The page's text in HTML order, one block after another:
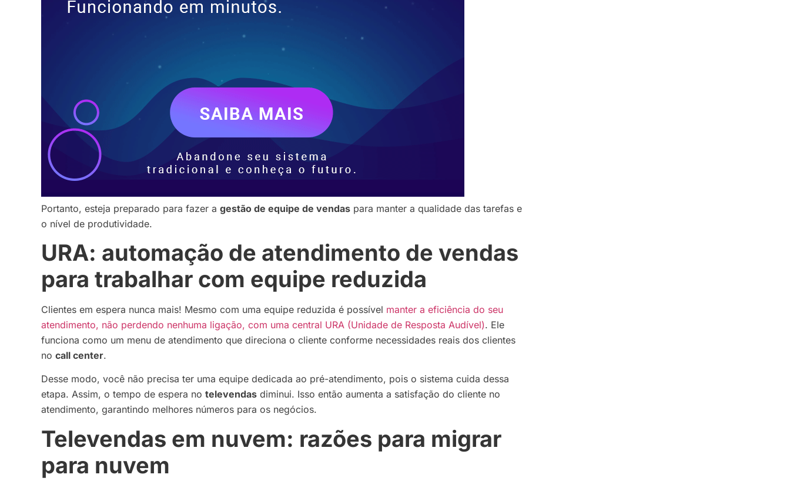
Portanto, esteja preparado para fazer a gestão de equipe de vendas para manter a qualidade das tarefas e
o nível de produtividade.
URA: automação de atendimento de vendas
para trabalhar com equipe reduzida
Clientes em espera nunca mais! Mesmo com uma equipe reduzida é possível manter a eficiência do seu
atendimento, não perdendo nenhuma ligação, com uma central URA (Unidade de Resposta Audível). Ele
funciona como um menu de atendimento que direciona o cliente conforme necessidades reais dos clientes
no call center.
Desse modo, você não precisa ter uma equipe dedicada ao pré-atendimento, pois o sistema cuida dessa
etapa. Assim, o tempo de espera no televendas diminui. Isso então aumenta a satisfação do cliente no
atendimento, garantindo melhores números para os negócios.
Televendas em nuvem: razões para migrar
para nuvem